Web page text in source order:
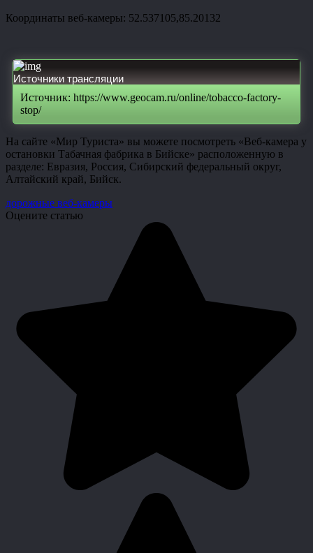
Координаты веб-камеры: 52.537105,85.20132
Источники трансляции
Источник: https://www.geocam.ru/online/tobacco-factory-
stop/
На сайте «Мир Туриста» вы можете посмотреть «Веб-камера у
остановки Табачная фабрика в Бийске» расположенную в
разделе: Евразия, Россия, Сибирский федеральный округ,
Алтайский край, Бийск.
дорожные веб-камеры
Оцените статью